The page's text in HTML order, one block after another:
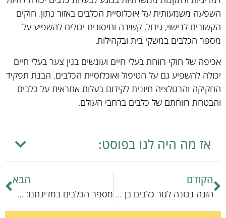
השפעה משמעותית על אוכלוסיית הכלבים באזור נתון. חוקים
הקשורים לרישוי, גידול, קשירה וחיסונים יכולים להשפיע על
מספר הכלבים במשקי בית ובקהילות.
אכיפה של חוקי רווחת בעלי חיים ועונשים בגין צער בעלי חיים
יכולה להשפיע גם על הטיפול ואוכלוסיית הכלבים. הבנת תפקיד
החקיקה והרגולציה חיונית לקידום בעלות אחראית על כלבים
והבטחת רווחתם של כלבים ברחבי העולם.
אז מה היה לנו בפוסט:
הקודם
הזנה נכונה לגור כלבים בן חודש וחצי: מדריך מקצועי
הבא
מספר הכלבים במדינתנו: מקצוענים בעמודי הראש